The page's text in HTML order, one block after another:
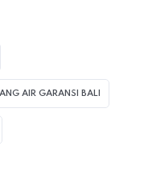
AIR GARANSI BALI